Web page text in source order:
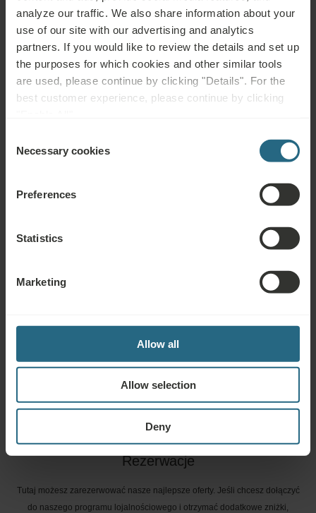
analyze our traffic. We also share information about your
use of our site with our advertising and analytics
partners. If you would like to review the details and set up
the purposes for which cookies and other similar tools
are used, please continue by clicking "Details". For the
best customer experience, please continue by clicking
Selection
Necessary cookies
Preferences
Statistics
Marketing
Allow all
Allow selection
Deny
Pytania
hoteli lub usług Ensana. Pytania i odpowiedzi dotyczące naszego programu
lojalnościowego można znaleźć tutaj.
Rezerwacje
Tutaj możesz zarezerwować nasze najlepsze oferty. Jeśli chcesz dołączyć
do naszego programu lojalnościowego i otrzymać dodatkowe zniżki,